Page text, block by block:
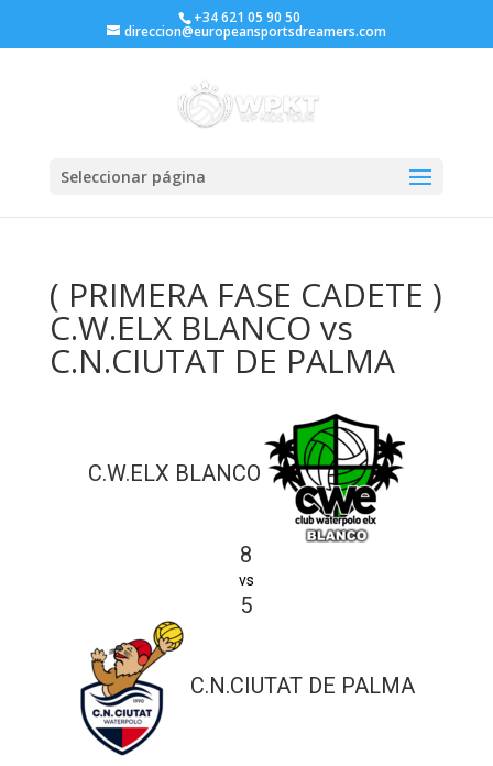
+34 621 05 90 50
direccion@europeansportsdreamers.com
Seleccionar página
( PRIMERA FASE CADETE )
C.W.ELX BLANCO vs
C.N.CIUTAT DE PALMA
C.W.ELX BLANCO
8
vs
5
C.N.CIUTAT DE PALMA